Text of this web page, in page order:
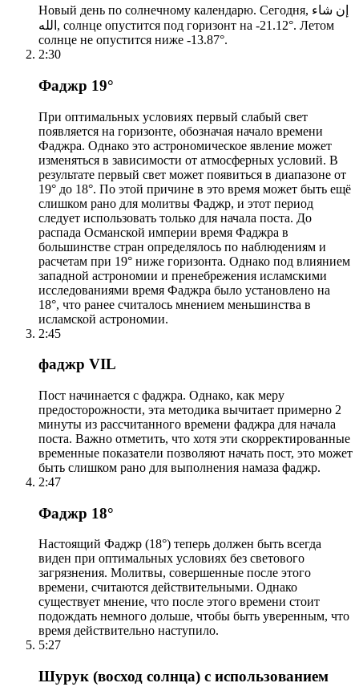
Новый день по солнечному календарю. Сегодня, إن شاء
الله, солнце опустится под горизонт на -21.12°. Летом
солнце не опустится ниже -13.87°.
2:30
Фаджр 19°
При оптимальных условиях первый слабый свет
появляется на горизонте, обозначая начало времени
Фаджра. Однако это астрономическое явление может
изменяться в зависимости от атмосферных условий. В
результате первый свет может появиться в диапазоне от
19° до 18°. По этой причине в это время может быть ещё
слишком рано для молитвы Фаджр, и этот период
следует использовать только для начала поста. До
распада Османской империи время Фаджра в
большинстве стран определялось по наблюдениям и
расчетам при 19° ниже горизонта. Однако под влиянием
западной астрономии и пренебрежения исламскими
исследованиями время Фаджра было установлено на
18°, что ранее считалось мнением меньшинства в
исламской астрономии.
2:45
фаджр VIL
Пост начинается с фаджра. Однако, как меру
предосторожности, эта методика вычитает примерно 2
минуты из рассчитанного времени фаджра для начала
поста. Важно отметить, что хотя эти скорректированные
временные показатели позволяют начать пост, это может
быть слишком рано для выполнения намаза фаджр.
2:47
Фаджр 18°
Настоящий Фаджр (18°) теперь должен быть всегда
виден при оптимальных условиях без светового
загрязнения. Молитвы, совершенные после этого
времени, считаются действительными. Однако
существует мнение, что после этого времени стоит
подождать немного дольше, чтобы быть уверенным, что
время действительно наступило.
5:27
Шурук (восход солнца) с использованием